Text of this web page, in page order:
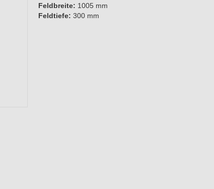
Feldbreite: 1005 mm
Feldtiefe: 300 mm